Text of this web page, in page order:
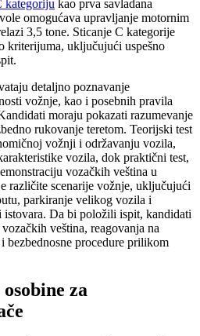
kategoriju kao prva savladana
omogućava upravljanje motornim
3,5 tone. Sticanje C kategorije
kriterijuma, uključujući uspešno
detaljno poznavanje
vožnje, kao i posebnih pravila
moraju pokazati razumevanje
rukovanje teretom. Teorijski test
vožnji i održavanju vozila,
vozila, dok praktični test,
vozačkih veština u
različite scenarije vožnje, uključujući
parkiranje velikog vozila i
istovara. Da bi položili ispit, kandidati
veština, reagovanja na
bezbednosne procedure prilikom
za